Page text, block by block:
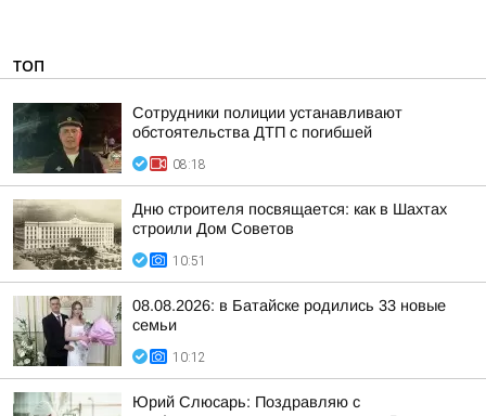
ТОП
Сотрудники полиции устанавливают
обстоятельства ДТП с погибшей
08:18
Дню строителя посвящается: как в Шахтах
строили Дом Советов
10:51
08.08.2026: в Батайске родились 33 новые
семьи
10:12
Юрий Слюсарь: Поздравляю с